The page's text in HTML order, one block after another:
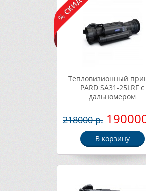
Тепловизионный
PARD SA31-25LRF с
дальномером
218000 р.
В корзину